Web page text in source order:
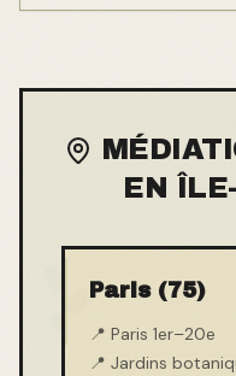
EN
Paris (75)
📍 Paris 1er–20e
📍 Jardins